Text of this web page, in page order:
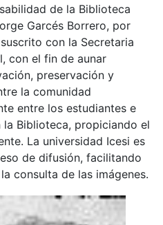
de la Biblioteca
Garcés Borrero, por
con la Secretaria
con el fin de aunar
preservación y
la comunidad
entre los estudiantes e
Biblioteca, propiciando el
La universidad Icesi es
de difusión, facilitando
consulta de las imágenes.